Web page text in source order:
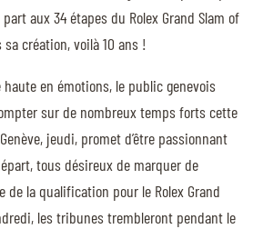
aux 34 étapes du Rolex Grand Slam of
création, voilà 10 ans !
en émotions, le public genevois
sur de nombreux temps forts cette
jeudi, promet d’être passionnant
tous désireux de marquer de
de la qualification pour le Rolex Grand
les tribunes trembleront pendant le